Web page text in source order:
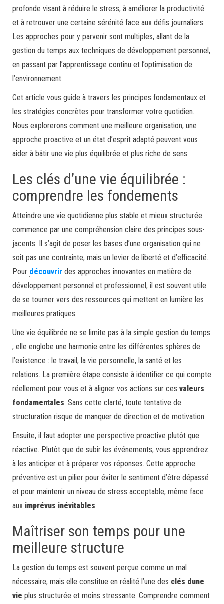
profonde visant à réduire le stress, à améliorer la productivité
et à retrouver une certaine sérénité face aux défis journaliers.
Les approches pour y parvenir sont multiples, allant de la
gestion du temps aux techniques de développement personnel,
en passant par l’apprentissage continu et l’optimisation de
l’environnement.
Cet article vous guide à travers les principes fondamentaux et
les stratégies concrètes pour transformer votre quotidien.
Nous explorerons comment une meilleure organisation, une
approche proactive et un état d’esprit adapté peuvent vous
aider à bâtir une vie plus équilibrée et plus riche de sens.
Les clés d’une vie équilibrée :
comprendre les fondements
Atteindre une vie quotidienne plus stable et mieux structurée
commence par une compréhension claire des principes sous-
jacents. Il s’agit de poser les bases d’une organisation qui ne
soit pas une contrainte, mais un levier de liberté et d’efficacité.
Pour découvrir des approches innovantes en matière de
développement personnel et professionnel, il est souvent utile
de se tourner vers des ressources qui mettent en lumière les
meilleures pratiques.
Une vie équilibrée ne se limite pas à la simple gestion du temps
; elle englobe une harmonie entre les différentes sphères de
l’existence : le travail, la vie personnelle, la santé et les
relations. La première étape consiste à identifier ce qui compte
réellement pour vous et à aligner vos actions sur ces valeurs
fondamentales. Sans cette clarté, toute tentative de
structuration risque de manquer de direction et de motivation.
Ensuite, il faut adopter une perspective proactive plutôt que
réactive. Plutôt que de subir les événements, vous apprendrez
à les anticiper et à préparer vos réponses. Cette approche
préventive est un pilier pour éviter le sentiment d’être dépassé
et pour maintenir un niveau de stress acceptable, même face
aux imprévus inévitables.
Maîtriser son temps pour une
meilleure structure
La gestion du temps est souvent perçue comme un mal
nécessaire, mais elle constitue en réalité l’une des clés dune
vie plus structurée et moins stressante. Comprendre comment